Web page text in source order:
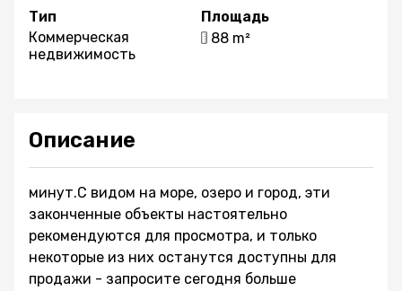
Тип
Коммерческая
недвижимость
Площадь
88 m²
Описание
минут.С видом на море, озеро и город, эти
законченные объекты настоятельно
рекомендуются для просмотра, и только
некоторые из них останутся доступны для
продажи - запросите сегодня больше